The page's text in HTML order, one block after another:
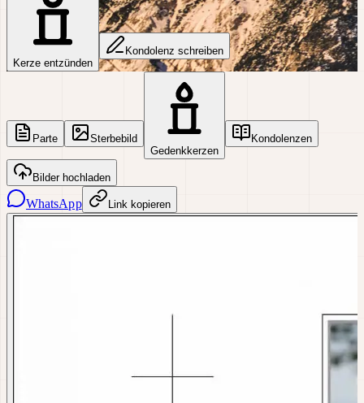
Kerze entzünden
Kondolenz schreiben
Parte
Sterbebild
Gedenkkerzen
Kondolenzen
Bilder hochladen
WhatsApp Link kopieren